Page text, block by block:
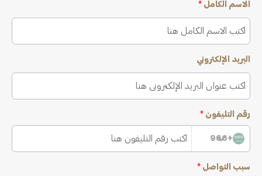
الاسم الكامل *
البريد الإلكتروني
رقم التليفون *
+966
سبب التواصل *